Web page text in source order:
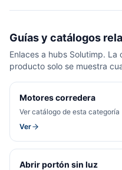
Guías y catálogos
Enlaces a hubs Solutimp.
producto solo se muestra
Motores corredera
Ver catálogo de esta categoría
Ver
Abrir portón sin luz